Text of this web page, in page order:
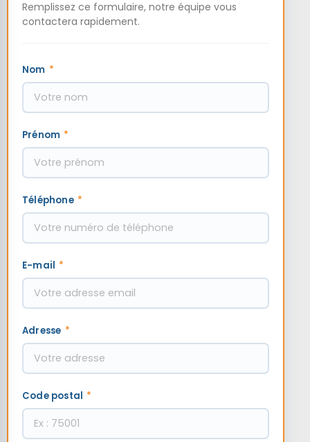
Remplissez ce formulaire, notre équipe vous
contactera rapidement.
Nom *
Prénom *
Téléphone *
E-mail *
Adresse *
Code postal *